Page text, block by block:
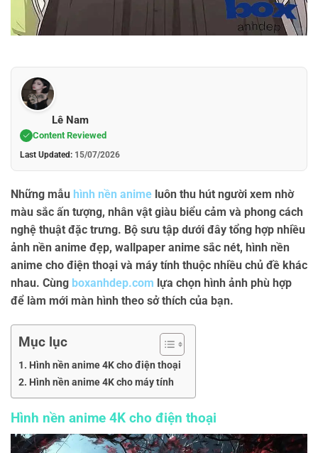
Lê Nam
Content Reviewed
Last Updated: 15/07/2026
Những mẫu hình nền anime luôn thu hút người xem nhờ
màu sắc ấn tượng, nhân vật giàu biểu cảm và phong cách
nghệ thuật đặc trưng. Bộ sưu tập dưới đây tổng hợp nhiều
ảnh nền anime đẹp, wallpaper anime sắc nét, hình nền
anime cho điện thoại và máy tính thuộc nhiều chủ đề khác
nhau. Cùng boxanhdep.com lựa chọn hình ảnh phù hợp
để làm mới màn hình theo sở thích của bạn.
Mục lục
Hình nền anime 4K cho điện thoại
Hình nền anime 4K cho máy tính
Hình nền anime 4K cho điện thoại